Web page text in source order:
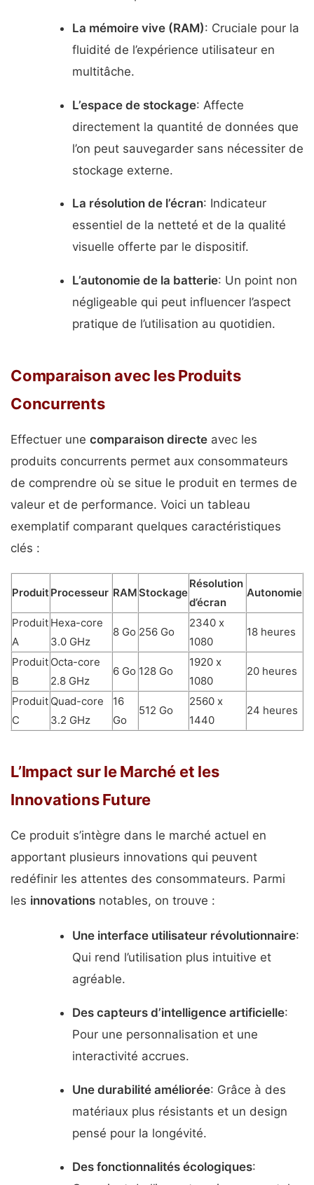
La mémoire vive (RAM): Cruciale pour la
fluidité de l’expérience utilisateur en
multitâche.
L’espace de stockage: Affecte
directement la quantité de données que
l’on peut sauvegarder sans nécessiter de
stockage externe.
La résolution de l’écran: Indicateur
essentiel de la netteté et de la qualité
visuelle offerte par le dispositif.
L’autonomie de la batterie: Un point non
négligeable qui peut influencer l’aspect
pratique de l’utilisation au quotidien.
Comparaison avec les Produits
Concurrents
Effectuer une comparaison directe avec les
produits concurrents permet aux consommateurs
de comprendre où se situe le produit en termes de
valeur et de performance. Voici un tableau
exemplatif comparant quelques caractéristiques
clés :
ProduitProcesseur RAMStockage
Résolution
d’écran
Autonomie
Produit
A
Hexa-core
3.0 GHz
8 Go 256 Go
2340 x
1080
18 heures
Produit
B
Octa-core
2.8 GHz
6 Go 128 Go
1920 x
1080
20 heures
Produit
C
Quad-core
3.2 GHz
16
Go
512 Go
2560 x
1440
24 heures
L’Impact sur le Marché et les
Innovations Future
Ce produit s’intègre dans le marché actuel en
apportant plusieurs innovations qui peuvent
redéfinir les attentes des consommateurs. Parmi
les innovations notables, on trouve :
Une interface utilisateur révolutionnaire:
Qui rend l’utilisation plus intuitive et
agréable.
Des capteurs d’intelligence artificielle:
Pour une personnalisation et une
interactivité accrues.
Une durabilité améliorée: Grâce à des
matériaux plus résistants et un design
pensé pour la longévité.
Des fonctionnalités écologiques: